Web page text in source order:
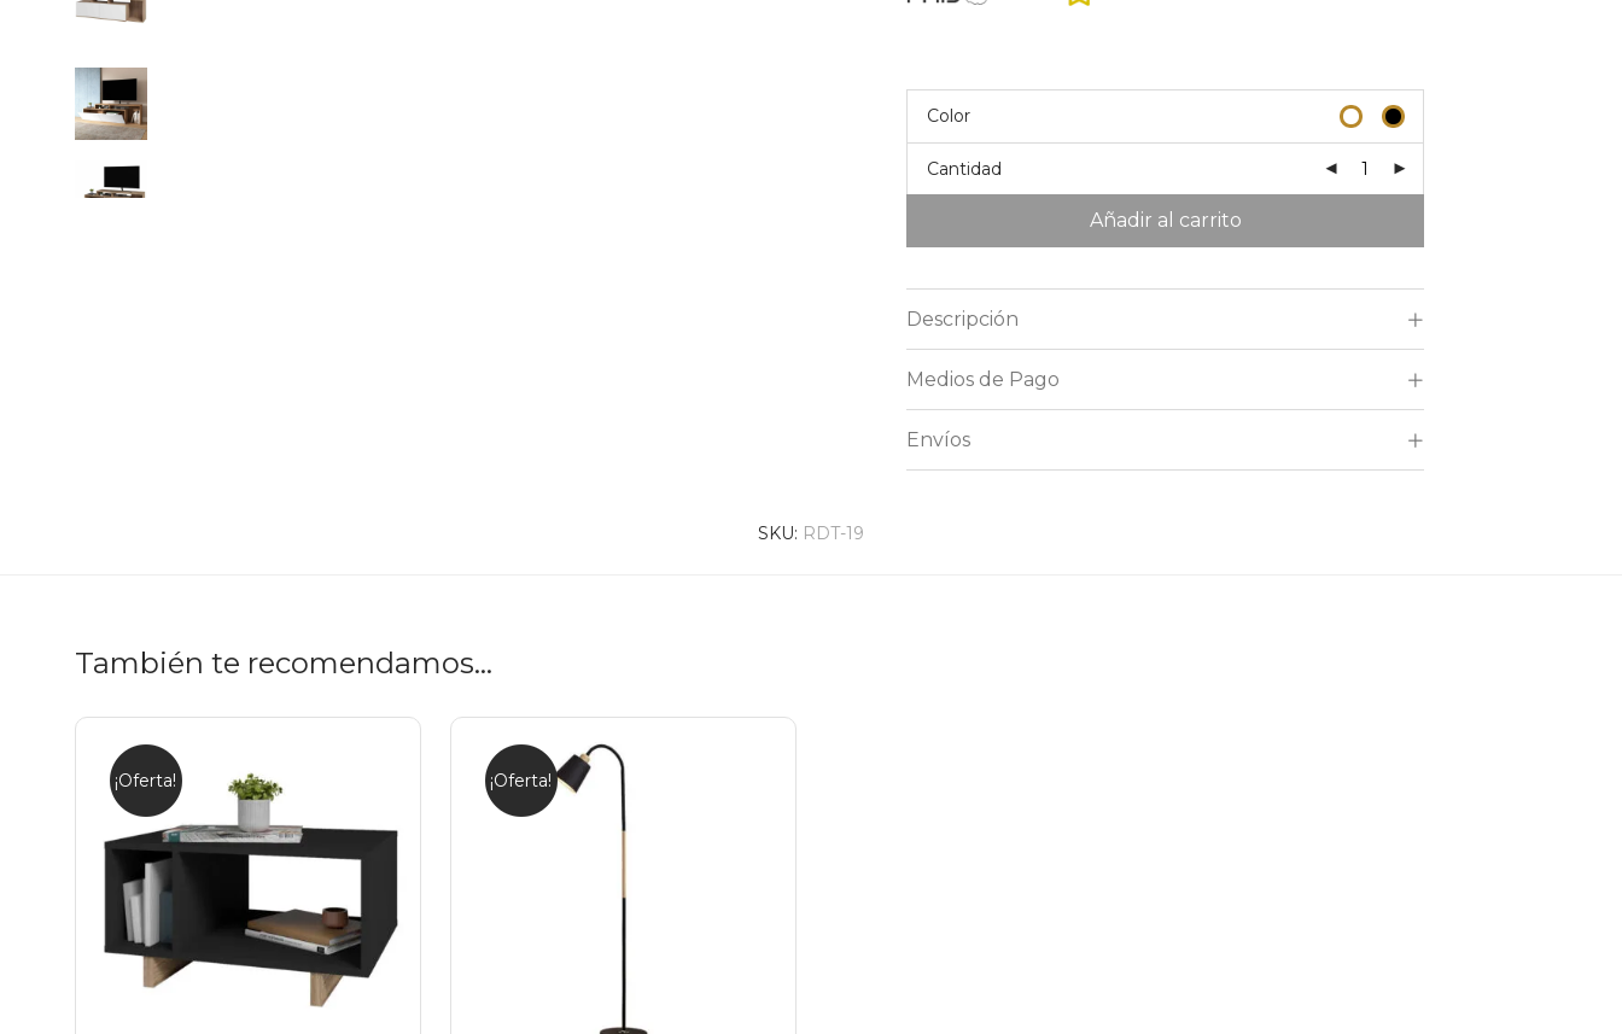
Color
Cantidad
Añadir al carrito
Descripción
Medios de Pago
Envíos
SKU: RDT-19
También te recomendamos…
¡Oferta! ¡Oferta!